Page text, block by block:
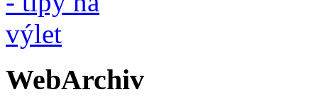
WebArchiv